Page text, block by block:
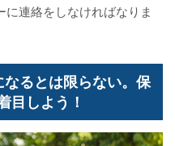
連絡をしなければなりま
るとは限らない。保
目しよう！